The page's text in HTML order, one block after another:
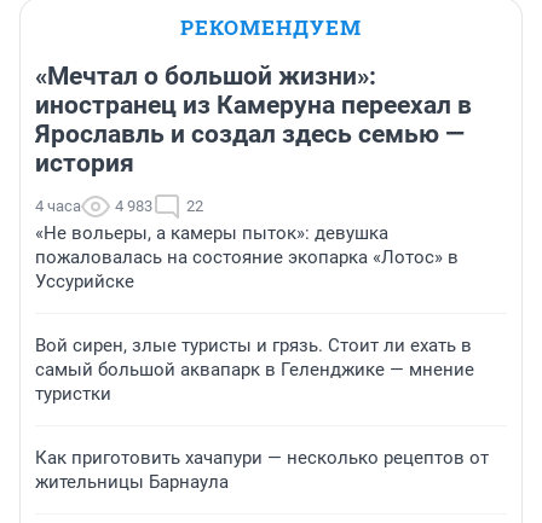
РЕКОМЕНДУЕМ
«Мечтал о большой жизни»:
иностранец из Камеруна переехал в
Ярославль и создал здесь семью —
история
4 часа 4 983 22
«Не вольеры, а камеры пыток»: девушка
пожаловалась на состояние экопарка «Лотос» в
Уссурийске
Вой сирен, злые туристы и грязь. Стоит ли ехать в
самый большой аквапарк в Геленджике — мнение
туристки
Как приготовить хачапури — несколько рецептов от
жительницы Барнаула